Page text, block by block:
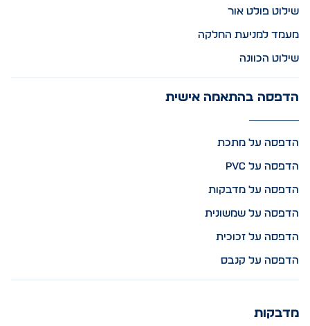
שילוט פולט אור
מעמד למניעת החלקה
שילוט הכוונה
הדפסה בהתאמה אישית
הדפסה על מתכת
הדפסה על PVC
הדפסה על מדבקות
הדפסה על שמשונית
הדפסה על זכוכית
הדפסה על קנבס
מדבקות